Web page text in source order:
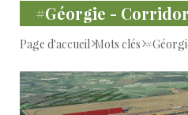
#Géorgie -
Page d'accueil Mots clés